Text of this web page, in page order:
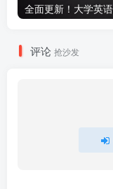
评论 抢沙发